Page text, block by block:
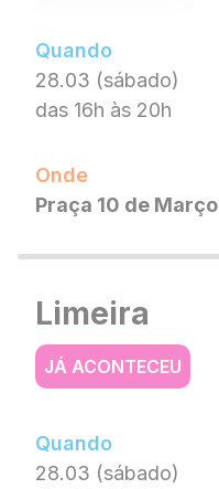
Quando
28.03 (sábado)
das 16h às 20h
Onde
Praça 10 de Março
Limeira
JÁ ACONTECEU
Quando
28.03 (sábado)